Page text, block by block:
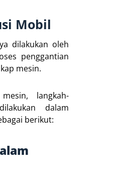
Mobil
dilakukan oleh
penggantian
mesin.
langkah-
dalam
berikut: